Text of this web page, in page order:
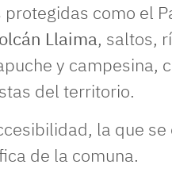
como el
Llaima, saltos,
y campesina,
del territorio.
la que se
de la comuna.